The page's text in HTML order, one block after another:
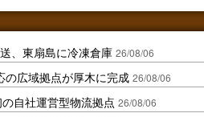
、東扇島に冷凍倉庫 26/08/06
の広域拠点が厚木に完成 26/08/06
自社運営型物流拠点 26/08/06